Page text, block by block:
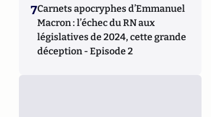
7Carnets apocryphes d’Emmanuel
Macron : l’échec du RN aux
législatives de 2024, cette grande
déception - Episode 2